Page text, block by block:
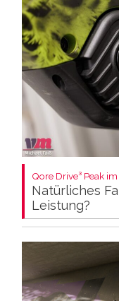
Qore Drive³ Peak im
Natürliches
Leistung?